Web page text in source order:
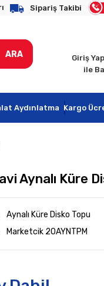
Sipariş Takibi
ARA
Giriş
ile
Aydınlatma Kargo
Aynalı Küre
Aynalı Küre Disko Topu
Marketcik 20AYNTPM